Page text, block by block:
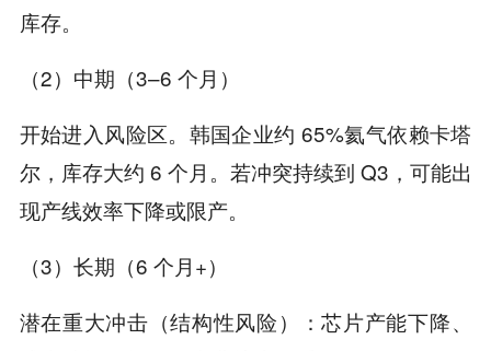
库存。
（2）中期（3–6 个月）
开始进入风险区。韩国企业约 65%氦气依赖卡塔
尔，库存大约 6 个月。若冲突持续到 Q3，可能出
现产线效率下降或限产。
（3）长期（6 个月+）
潜在重大冲击（结构性风险）：芯片产能下降、